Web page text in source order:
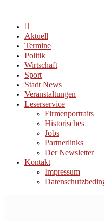
Aktuell
Termine
Politik
Wirtschaft
Sport
Stadt News
Veranstaltungen
Leserservice
Firmenportraits
Historisches
Jobs
Partnerlinks
Der Newsletter
Kontakt
Impressum